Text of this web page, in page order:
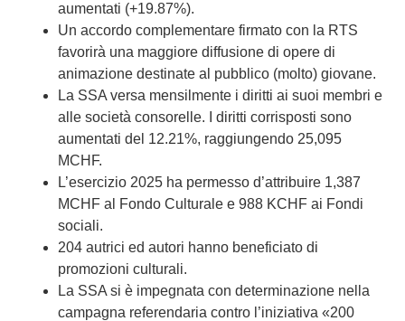
aumentati (+19.87%).
Un accordo complementare firmato con la RTS
favorirà una maggiore diffusione di opere di
animazione destinate al pubblico (molto) giovane.
La SSA versa mensilmente i diritti ai suoi membri e
alle società consorelle. I diritti corrisposti sono
aumentati del 12.21%, raggiungendo 25,095
MCHF.
L’esercizio 2025 ha permesso d’attribuire 1,387
MCHF al Fondo Culturale e 988 KCHF ai Fondi
sociali.
204 autrici ed autori hanno beneficiato di
promozioni culturali.
La SSA si è impegnata con determinazione nella
campagna referendaria contro l’iniziativa «200